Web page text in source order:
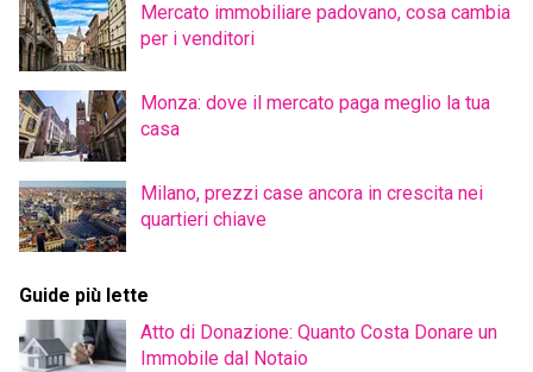
Mercato immobiliare padovano, cosa cambia
per i venditori
Monza: dove il mercato paga meglio la tua
casa
Milano, prezzi case ancora in crescita nei
quartieri chiave
Guide più lette
Atto di Donazione: Quanto Costa Donare un
Immobile dal Notaio